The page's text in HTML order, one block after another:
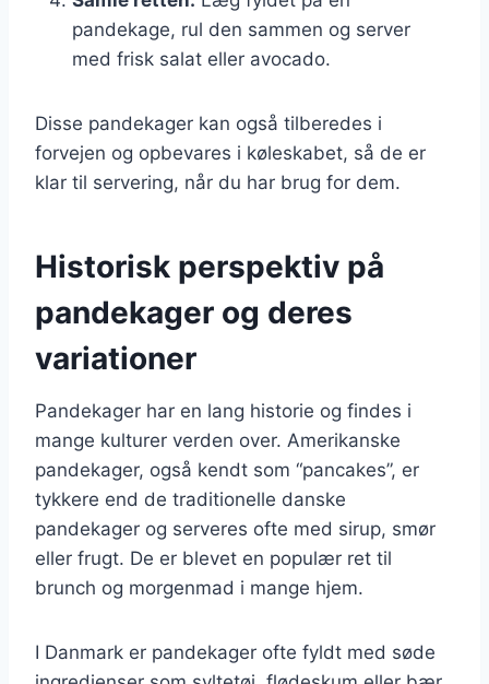
pandekage, rul den sammen og server
med frisk salat eller avocado.
Disse pandekager kan også tilberedes i
forvejen og opbevares i køleskabet, så de er
klar til servering, når du har brug for dem.
Historisk perspektiv på
pandekager og deres
variationer
Pandekager har en lang historie og findes i
mange kulturer verden over. Amerikanske
pandekager, også kendt som “pancakes”, er
tykkere end de traditionelle danske
pandekager og serveres ofte med sirup, smør
eller frugt. De er blevet en populær ret til
brunch og morgenmad i mange hjem.
I Danmark er pandekager ofte fyldt med søde